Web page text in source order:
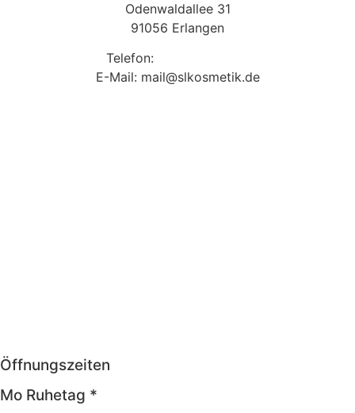
Odenwaldallee 31
91056 Erlangen
Telefon:
E-Mail: mail@slkosmetik.de
Öffnungszeiten
Mo Ruhetag *